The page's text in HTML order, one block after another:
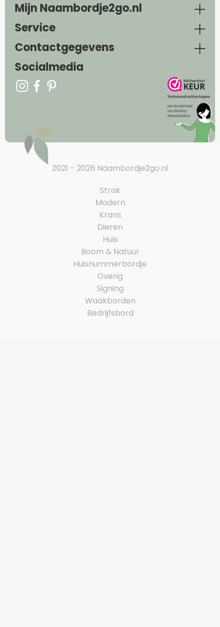
Mijn Naambordje2go.nl
Service
Contactgegevens
Socialmedia
2021 - 2026 Naambordje2go.nl
Strak
Modern
Krans
Dieren
Huis
Boom & Natuur
Huisnummerbordje
Overig
Signing
Waakborden
Bedrijfsbord